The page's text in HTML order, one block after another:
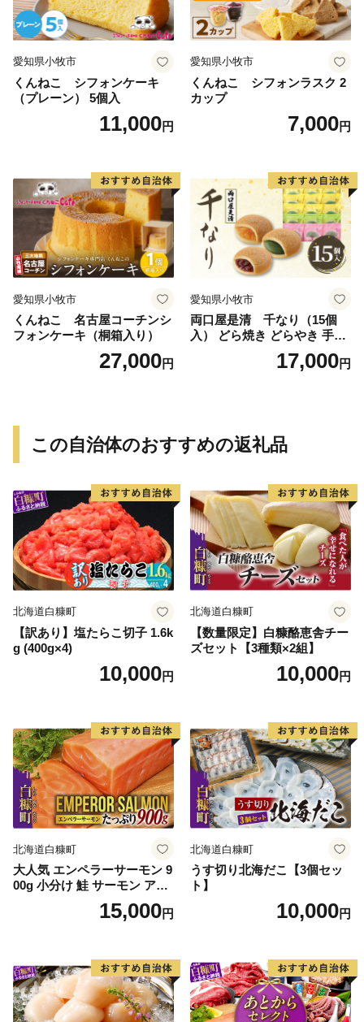
愛知県小牧市
くんねこ シフォンケーキ
（プレーン） 5個入
11,000円
愛知県小牧市
くんねこ シフォンラスク 2
カップ
7,000円
愛知県小牧市
くんねこ 名古屋コーチンシ
フォンケーキ（桐箱入り）
27,000円
愛知県小牧市
両口屋是清 千なり（15個
入） どら焼き どらやき 手土
産 お土産 土産 丹波大納言小
豆 抹茶 林檎 りんご 慶事 お
17,000円
この自治体のおすすめの返礼品
北海道白糠町
【訳あり】塩たらこ切子 1.6k
g (400g×4)
10,000円
北海道白糠町
【数量限定】白糠酪恵舎チー
ズセット【3種類×2組】
10,000円
北海道白糠町
大人気 エンペラーサーモン 9
00g 小分け 鮭 サーモン アト
ランティックサーモン 水産
庁長官賞 受賞 さけ シャケ し
満足 美味しい 贈答 生食用 刺
身 お刺身 刺し身 魚介類 海鮮
冷凍 厚切り 薄切り ふるさと
納税 ふるさとチョイス チョ
15,000円
北海道白糠町
うす切り北海だこ【3個セッ
ト】
10,000円